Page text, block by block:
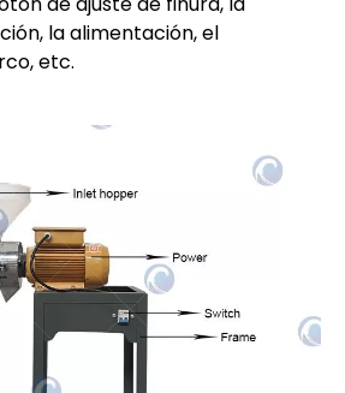
la alimentación, el
etc.